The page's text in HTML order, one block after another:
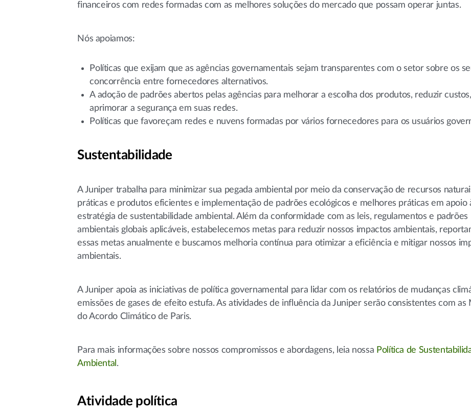
financeiros com redes formadas com as melhores soluções do mercado que possam operar juntas.
Nós apoiamos:
Políticas que exijam que as agências governamentais sejam transparentes com o setor sobre os
concorrência entre fornecedores alternativos.
A adoção de padrões abertos pelas agências para melhorar a escolha dos produtos, reduzir
aprimorar a segurança em suas redes.
Políticas que favoreçam redes e nuvens formadas por vários fornecedores para os usuários
Sustentabilidade
A Juniper trabalha para minimizar sua pegada ambiental por meio da conservação de recursos
práticas e produtos eficientes e implementação de padrões ecológicos e melhores práticas em apoio
estratégia de sustentabilidade ambiental. Além da conformidade com as leis, regulamentos e padrões
ambientais globais aplicáveis, estabelecemos metas para reduzir nossos impactos ambientais,
essas metas anualmente e buscamos melhoria contínua para otimizar a eficiência e mitigar nossos
ambientais.
A Juniper apoia as iniciativas de política governamental para lidar com os relatórios de mudanças
emissões de gases de efeito estufa. As atividades de influência da Juniper serão consistentes com as
do Acordo Climático de Paris.
Para mais informações sobre nossos compromissos e abordagens, leia nossa Política de
Ambiental .
Atividade política